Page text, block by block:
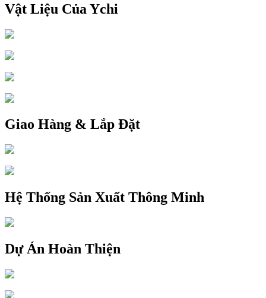
Vật Liệu Của Ychi
Giao Hàng & Lắp Đặt
Hệ Thống Sản Xuất Thông Minh
Dự Án Hoàn Thiện